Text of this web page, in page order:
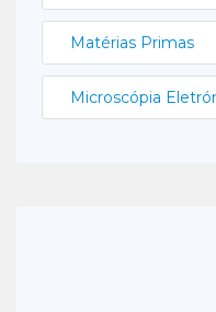
Matérias Primas
Microscópia